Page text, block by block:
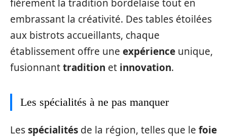
fièrement la tradition bordelaise tout en
embrassant la créativité. Des tables étoilées
aux bistrots accueillants, chaque
établissement offre une expérience unique,
fusionnanttradition et innovation.
Les spécialités à ne pas manquer
Lesspécialités de la région, telles que le foie